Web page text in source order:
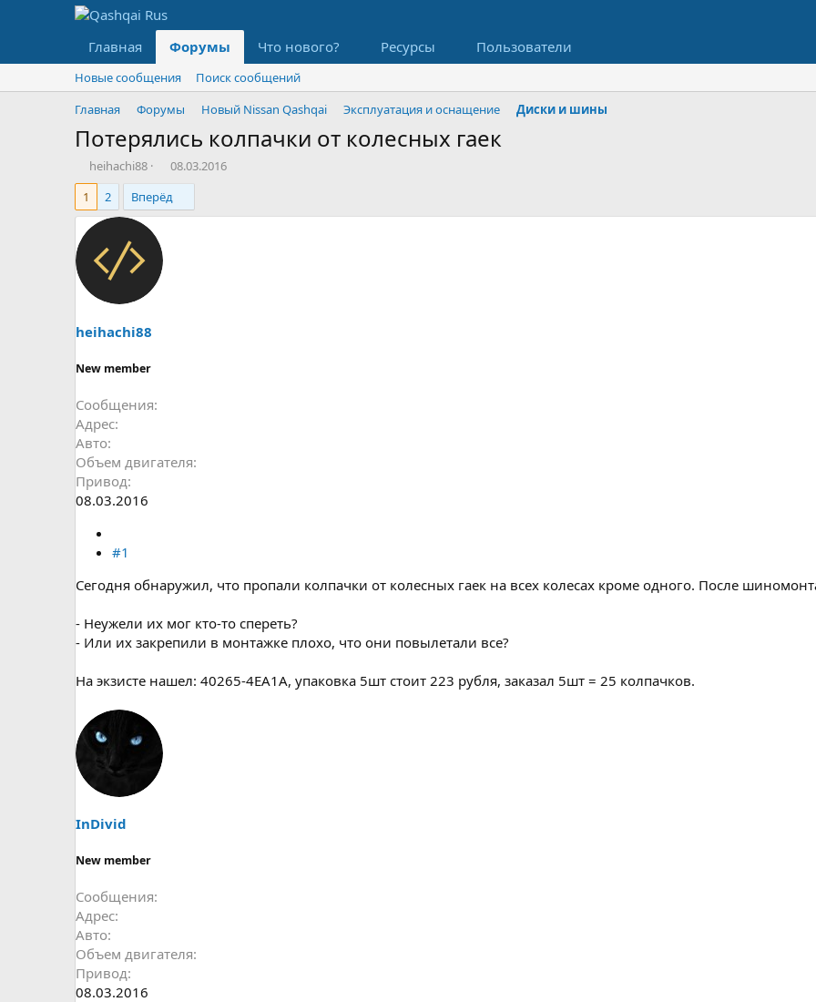
Главная Форумы Что нового? Ресурсы Пользователи
Новые сообщения
Поиск сообщений
Главная
Форумы Новый Nissan Qashqai Эксплуатация и оснащение Диски и шины
Потерялись колпачки от колесных гаек
А
в
о
р
е
ы
heihachi88
Д
а
т
а
08.03.2016
1
2 Вперёд
heihachi88
New member
Сообщения
Адрес
Авто
Объем двигателя
Привод
08.03.2016
#1
Сегодня обнаружил, что пропали колпачки от колесных гаек на всех колесах кроме одного. После
- Неужели их мог кто-то спереть?
- Или их закрепили в монтажке плохо, что они повылетали все?
На экзисте нашел: 40265-4EA1A, упаковка 5шт стоит 223 рубля, заказал 5шт = 25 колпачков.
InDivid
New member
Сообщения
Адрес
Авто
Объем двигателя
Привод
08.03.2016